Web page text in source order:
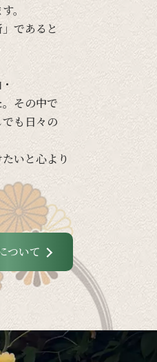
。
であると
その中で
でも 日々の
いと心より
ついて